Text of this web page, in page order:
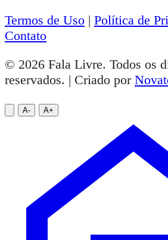
Termos de Uso | Política de
Contato
© 2026 Fala Livre. Todos os
reservados. | Criado por
A- A+